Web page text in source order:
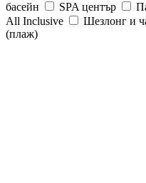
басейн
SPA център
All Inclusive
Шезлонг и
(плаж)